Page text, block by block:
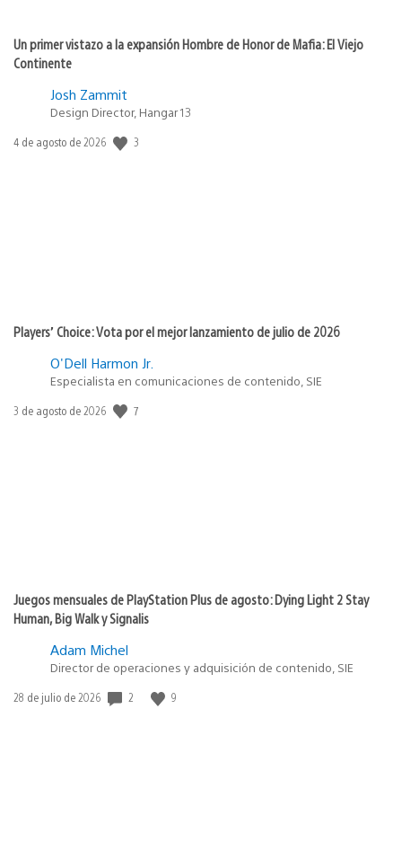
Un primer vistazo a la expansión Hombre de Honor de Mafia: El Viejo
Continente
Josh Zammit
Design Director, Hangar 13
Fecha
4 de agosto de 2026 3
Players’ Choice: Vota por el mejor lanzamiento de julio de 2026
O'Dell Harmon Jr.
Especialista en comunicaciones de contenido, SIE
Fecha
3 de agosto de 2026 7
Juegos mensuales de PlayStation Plus de agosto: Dying Light 2 Stay
Human, Big Walk y Signalis
Adam Michel
Director de operaciones y adquisición de contenido, SIE
Fecha
28 de julio de 2026 2 9